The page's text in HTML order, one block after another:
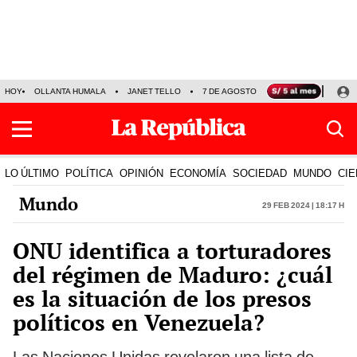
HOY OLLANTA HUMALA JANET TELLO 7 DE AGOSTO TINKA RESULTADOS
LO ÚLTIMO POLÍTICA OPINIÓN ECONOMÍA SOCIEDAD MUNDO
Mundo 29 Feb 2024 | 18:17 h
ONU identifica a torturadores
del régimen de Maduro: ¿cuál
es la situación de los presos
políticos en Venezuela?